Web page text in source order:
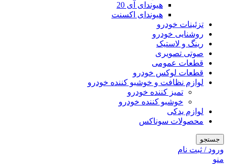
هیوندای آی 20
هیوندای اکسنت
تزئینات خودرو
روشنایی خودرو
رینگ و لاستیک
صوتی تصویری
قطعات عمومی
قطعات لوکس خودرو
لوازم نظافت و خوشبو کننده خودرو
تمیز کننده خودرو
خوشبو کننده خودرو
لوازم یدکی
محصولات سوناکس
جستجو
ورود / ثبت نام
منو